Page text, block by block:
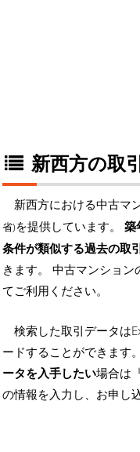
新西方の取
新西方における中古マ
省)を提供しています。 築
条件が類似する過去の取
きます。 中古マンショ
てご利用ください。
検索した取引データは
ードすることができます
ータを入手したい場合は
の情報を入力し、お申し